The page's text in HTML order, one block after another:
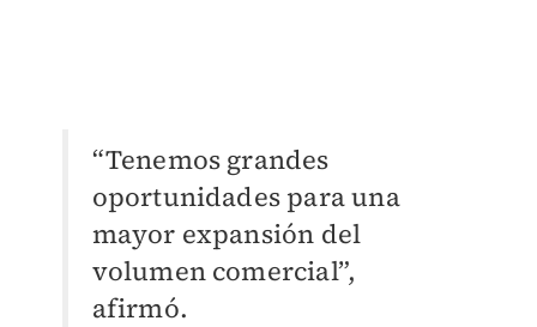
“Tenemos grandes
oportunidades para una
mayor expansión del
volumen comercial”,
afirmó.